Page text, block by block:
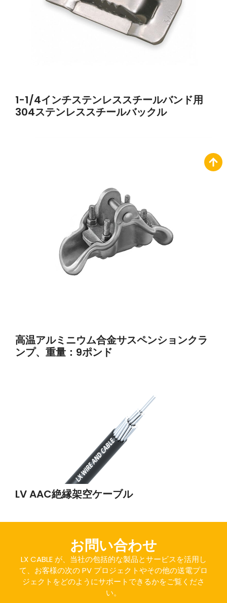
1-1/4インチステンレススチールバンド用
304ステンレススチールバックル
高温アルミニウム合金サスペンションクラ
ンプ、重量：9ポンド
LV AAC絶縁架空ケーブル
お問い合わせ
LX CABLE が、当社の包括的な製品とサービスを活用し
て、お客様の次の PV プロジェクトやその他の送電プロ
ジェクトをどのようにサポートできるかをご覧くださ
い。